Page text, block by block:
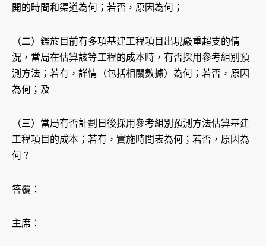
開的時間和渠道為何；若否，原因為何；
（二）鑑於目前有多項基建工程項目出現嚴重超支的情
況，當局在估算該等工程的成本時，有否採用參考組別預
測方法；若有，詳情（包括相關數據）為何；若否，原因
為何；及
（三）當局有否計劃日後採用參考組別預測方法估算基建
工程項目的成本；若有，實施時間表為何；若否，原因為
何？
答覆：
主席：